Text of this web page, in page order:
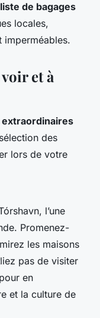
liste de bagages
locales,
imperméables.
et à
extraordinaires
des
lors de votre
l’une
Promenez-
les maisons
pas de visiter
en
et la culture de